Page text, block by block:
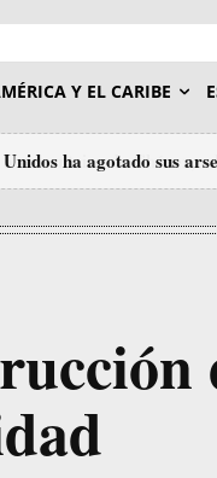
Y EL CARIBE
ha agotado sus